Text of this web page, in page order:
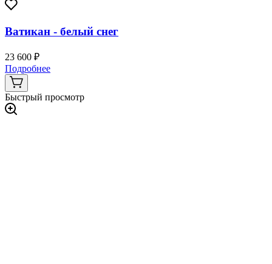
Ватикан - белый снег
23 600 ₽
Подробнее
Быстрый просмотр